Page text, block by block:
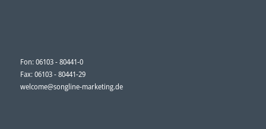
Fon: 06103 - 80441-0
Fax: 06103 - 80441-29
welcome@songline-marketing.de